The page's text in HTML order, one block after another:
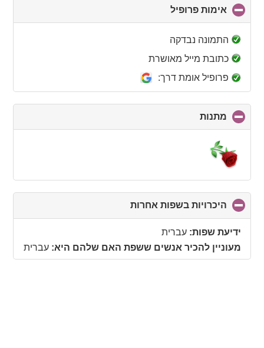
אימות פרופיל
to
התמונה נבדקה
כתובת מייל מאושרת
פרופיל אומת דרך:
מתנות
to
היכרויות בשפות אחרות
to
ידיעת שפות: עברית
מעוניין להכיר אנשים ששפת האם שלהם היא: עברית